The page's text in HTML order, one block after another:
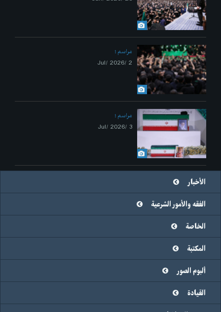
مراسم
2 /Jul/ 2026
مراسم
3 /Jul/ 2026
الأخبار
الفقه والأمور الشرعية
الخاصة
المكتبة
ألبوم الصور
القيادة